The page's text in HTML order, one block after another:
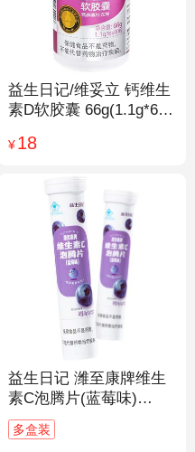
益生日记/维妥立 钙维生
素D软胶囊 66g(1.1g*60
¥18
益生日记 潍至康牌维生
素C泡腾片(蓝莓味)
4.0g*20片
多盒装